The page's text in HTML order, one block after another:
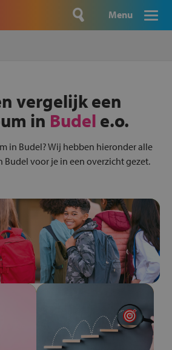
Menu
vergelijk een
in Budel e.o.
in Budel? Wij hebben hieronder alle
voor je in een overzicht gezet.